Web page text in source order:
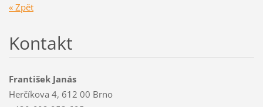
« Zpět
Kontakt
František Janás
Herčíkova 4, 612 00 Brno